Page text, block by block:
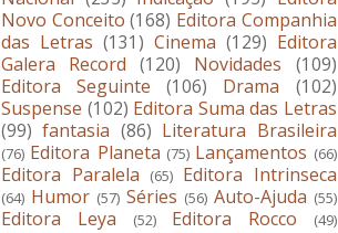
Novo Conceito (168) Editora Companhia
das Letras (131) Cinema (129) Editora
Galera Record
(120) Novidades
(109)
Editora Seguinte
(106) Drama
(102)
Suspense (102) Editora Suma das Letras
(99) fantasia (86) Literatura Brasileira
(76) Editora Planeta (75) Lançamentos (66)
Editora Paralela (65) Editora Intrinseca
(64) Humor (57) Séries (56) Auto-Ajuda (55)
Editora Leya (52) Editora Rocco (49)